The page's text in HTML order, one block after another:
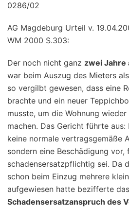
0286/02
AG Magdeburg Urteil v.
WM 2000 S.303:
Der noch nicht ganz zwei Jahre
war beim Auszug des Mieters
so vergilbt gewesen, dass eine
brachte und ein neuer
musste, um die Wohnung
machen. Das Gericht führte aus:
keine normale vertragsgemäße
sondern eine Beschädigung
schadensersatzpflichtig sei. Da
schon beim Einzug mehrere
aufgewiesen hatte bezifferte
Schadensersatzanspruch des